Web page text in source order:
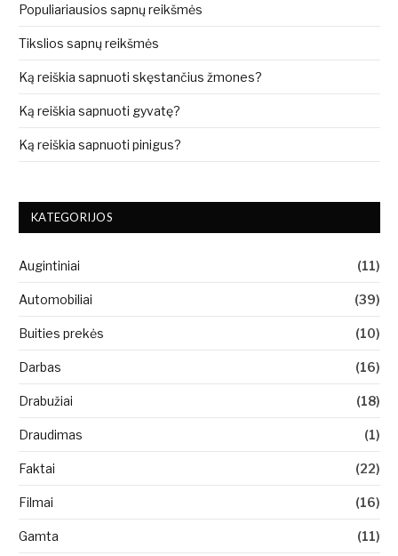
Populiariausios sapnų reikšmės
Tikslios sapnų reikšmės
Ką reiškia sapnuoti skęstančius žmones?
Ką reiškia sapnuoti gyvatę?
Ką reiškia sapnuoti pinigus?
KATEGORIJOS
Augintiniai (11)
Automobiliai (39)
Buities prekės (10)
Darbas (16)
Drabužiai (18)
Draudimas (1)
Faktai (22)
Filmai (16)
Gamta (11)